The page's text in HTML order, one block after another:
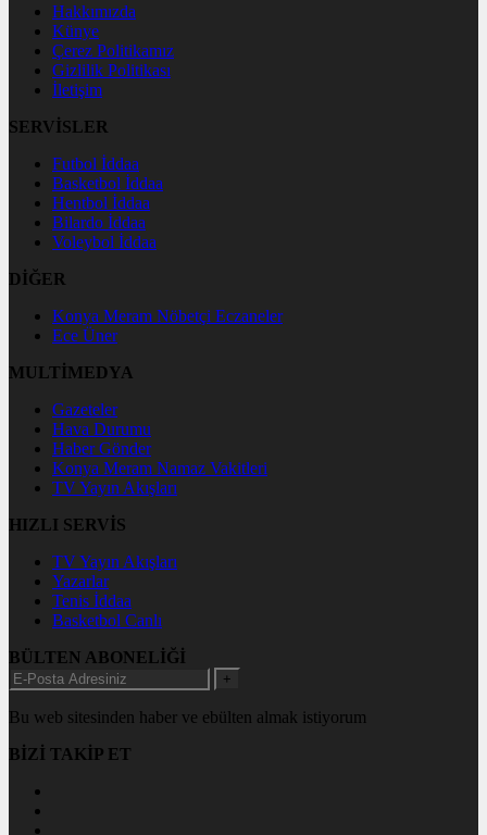
Hakkımızda
Künye
Çerez Politikamız
Gizlilik Politikası
İletişim
SERVİSLER
Futbol İddaa
Basketbol İddaa
Hentbol İddaa
Bilardo İddaa
Voleybol İddaa
DİĞER
Konya Meram Nöbetçi Eczaneler
Ece Üner
MULTİMEDYA
Gazeteler
Hava Durumu
Haber Gönder
Konya Meram Namaz Vakitleri
TV Yayın Akışları
HIZLI SERVİS
TV Yayın Akışları
Yazarlar
Tenis İddaa
Basketbol Canlı
BÜLTEN ABONELİĞİ
+
Bu web sitesinden haber ve ebülten almak istiyorum
BİZİ TAKİP ET